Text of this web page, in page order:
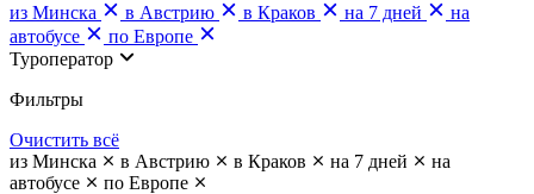
из Минска
в Австрию в Краков на 7 дней
на
автобусе
по Европе
Туроператор
Фильтры
Очистить всё
из Минска
в Австрию в Краков на 7 дней
на
автобусе
по Европе